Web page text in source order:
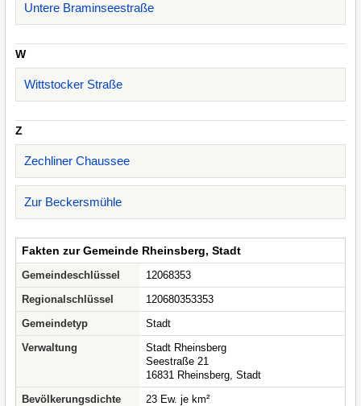
Untere Braminseestraße
W
Wittstocker Straße
Z
Zechliner Chaussee
Zur Beckersmühle
Fakten zur Gemeinde Rheinsberg, Stadt
Gemeindeschlüssel
12068353
Regionalschlüssel
120680353353
Gemeindetyp
Stadt
Verwaltung
Stadt Rheinsberg
Seestraße 21
16831 Rheinsberg, Stadt
Bevölkerungsdichte
23 Ew. je km²